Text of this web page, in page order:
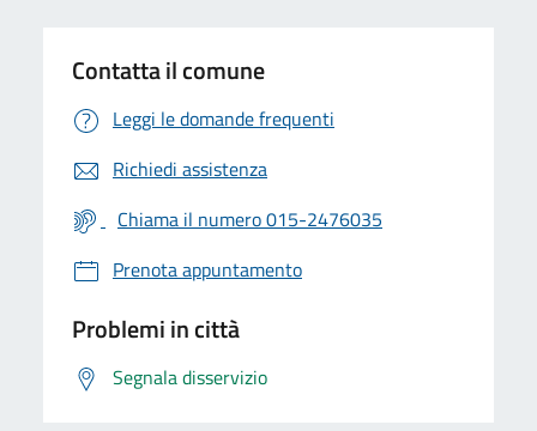
Contatta il comune
Leggi le domande frequenti
Richiedi assistenza
Chiama il numero 015-2476035
Prenota appuntamento
Problemi in città
Segnala disservizio